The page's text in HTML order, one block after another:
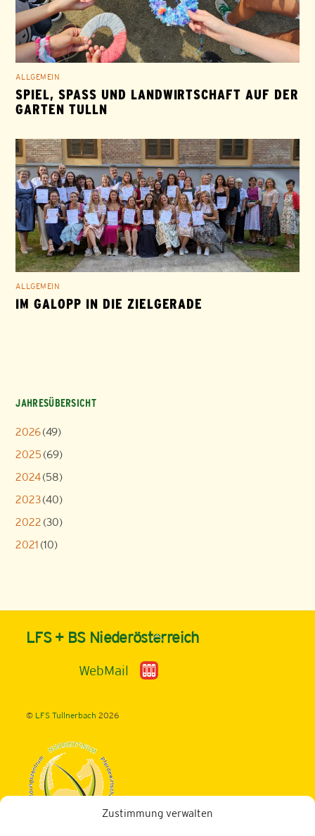
Zustimmung verwalten
ALLGEMEIN
SPIEL, SPASS UND LANDWIRTSCHAFT AUF DER G
ARTEN TULLN
ALLGEMEIN
IM GALOPP IN DIE ZIELGERADE
JAHRESÜBERSICHT
2026(49)
2025 (69)
2024(58)
2023(40)
2022 (30)
2021 (10)
Back
To
Top
LFS + BS Niederösterreich
WebMail
© LFS Tullnerbach 2026